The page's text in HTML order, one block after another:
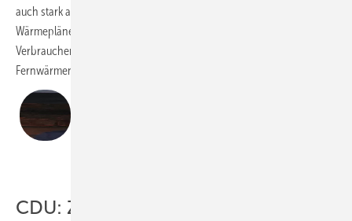
auch stark auf die Kommunen an, im Rahmen der Erstellung der
Wärmepläne bereits jetzt solche Gebiete auszuweisen, in denen
Verbraucher absehbar nicht mit dem Anschluss an ein
Fernwärmenetz rechnen können.
CDU: Zurück zur